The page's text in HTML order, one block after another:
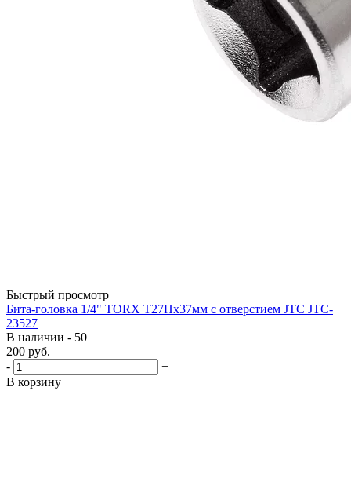
Быстрый просмотр
Бита-головка 1/4" TORX T27Hх37мм с отверстием JTC JTC-
23527
В наличии - 50
200 руб.
-
+
В корзину